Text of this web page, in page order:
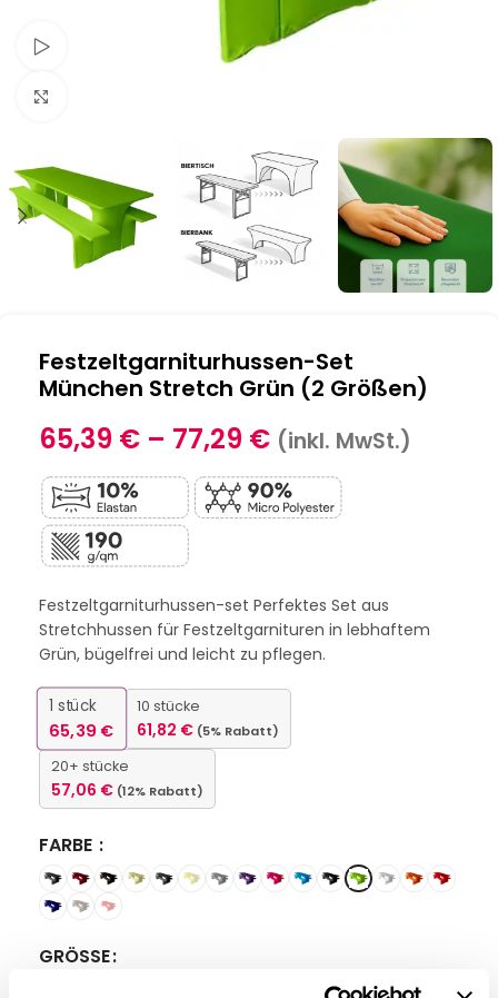
Festzeltgarniturhussen-Set
München Stretch Grün (2 Größen)
65,39 € – 77,29 € (inkl. MwSt.)
Festzeltgarniturhussen-set Perfektes Set aus
Stretchhussen für Festzeltgarnituren in lebhaftem
Grün, bügelfrei und leicht zu pflegen.
1 stück
65,39€
10 stücke
61,82 € (5% Rabatt)
20+ stücke
57,06 € (12% Rabatt)
FARBE
GRÖSSE